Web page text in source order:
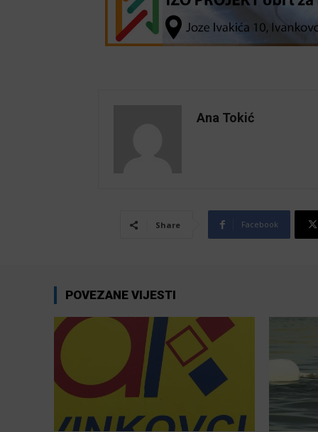
Ana Tokić
Share Facebook
POVEZANE VIJESTI